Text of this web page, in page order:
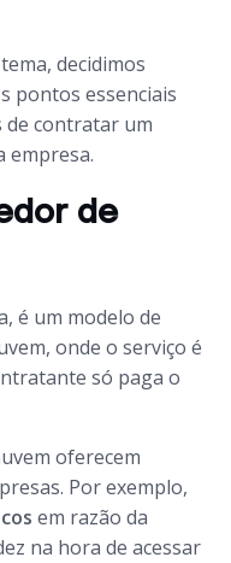
decidimos
pontos essenciais
de contratar um
empresa.
de
é um modelo de
onde o serviço é
só paga o
oferecem
Por exemplo,
em razão da
na hora de acessar